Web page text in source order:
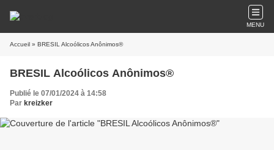
MENU
Accueil » BRESIL Alcoólicos Anônimos®
BRESIL Alcoólicos Anônimos®
Publié le 07/01/2024 à 14:58
Par kreizker